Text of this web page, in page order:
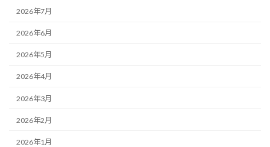
2026年7月
2026年6月
2026年5月
2026年4月
2026年3月
2026年2月
2026年1月